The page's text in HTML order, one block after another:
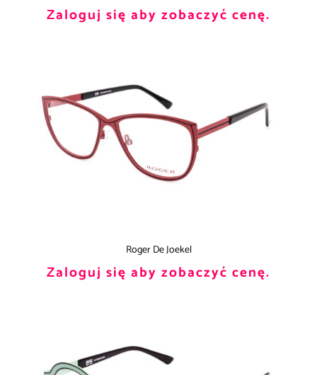
Zaloguj się aby zobaczyć cenę.
Roger De Joekel
Zaloguj się aby zobaczyć cenę.